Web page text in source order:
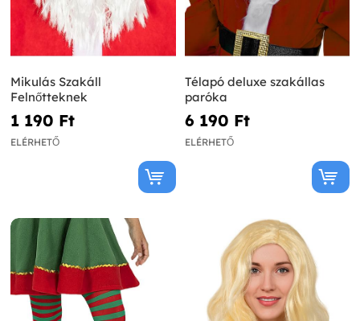
Mikulás Szakáll
Felnőtteknek
1 190 Ft‎
ELÉRHETŐ
Télapó deluxe szakállas
paróka
6 190 Ft‎
ELÉRHETŐ